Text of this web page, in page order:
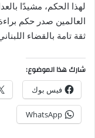
لهذا الحكم، مشيدًا
العالمين صدر حكم
ثقة تامة بالقضاء
شارك هذا الموضوع:
فيس بوك
WhatsApp